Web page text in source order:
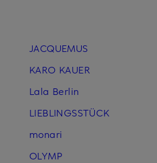
JACQUEMUS
KARO KAUER
Lala Berlin
LIEBLINGSSTÜCK
monari
OLYMP